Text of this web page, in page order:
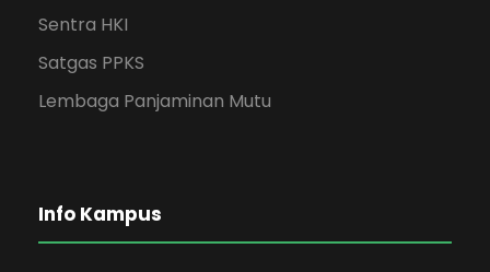
Sentra HKI
Satgas PPKS
Lembaga Panjaminan Mutu
Info Kampus